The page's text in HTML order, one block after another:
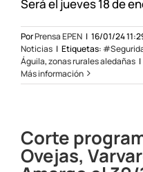
Será el jueves 18 de
PorPrensa EPEN | 16/01/24
Noticias | Etiquetas:
Águila,zonas rurales aledañas |
Más información
Corte
Ovejas,